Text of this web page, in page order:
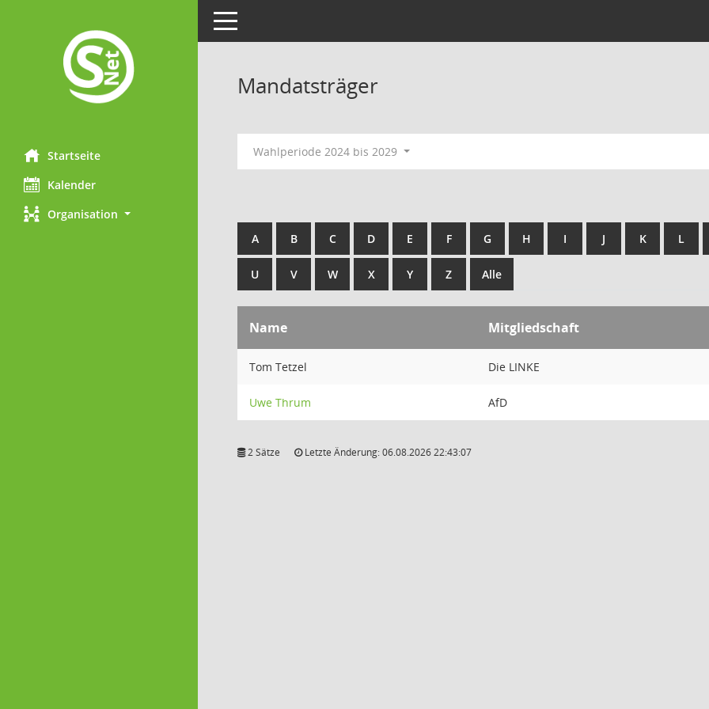
Startseite
Kalender
Organisation
Toggle navigation
Mandatsträger
Wahlperiode 2024 bis 2029
A B C D E F G H I J K L
U V W X Y Z Alle
Name Mitgliedschaft
Tom Tetzel Die LINKE
Uwe Thrum AfD
2 Sätze Letzte Änderung: 06.08.2026 22:43:07